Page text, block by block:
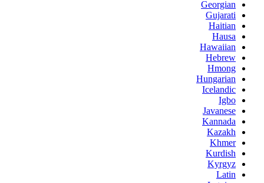
Georgian
Gujarati
Haitian
Hausa
Hawaiian
Hebrew
Hmong
Hungarian
Icelandic
Igbo
Javanese
Kannada
Kazakh
Khmer
Kurdish
Kyrgyz
Latin